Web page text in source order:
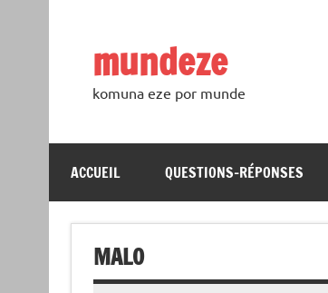
mundeze
komuna eze por munde
ACCUEIL QUESTIONS-RÉPONSES
MALO